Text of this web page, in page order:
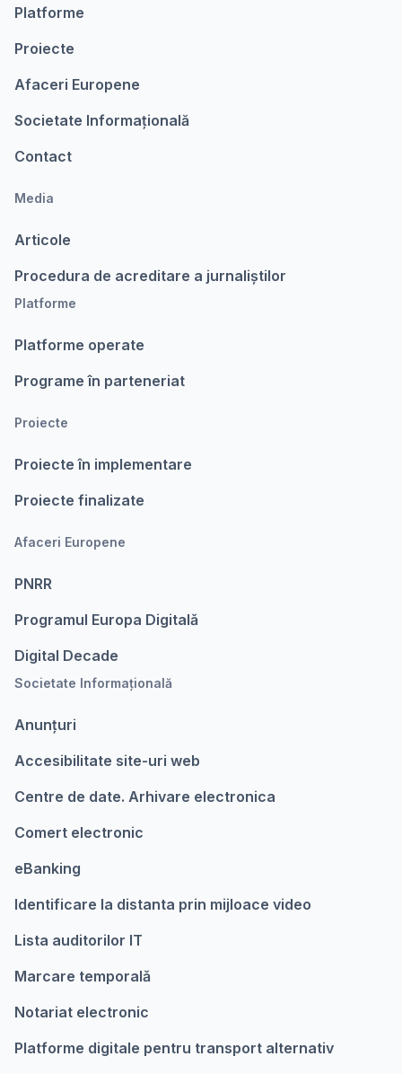
Platforme
Proiecte
Afaceri Europene
Societate Informațională
Contact
Media
Articole
Procedura de acreditare a jurnaliștilor
Platforme
Platforme operate
Programe în parteneriat
Proiecte
Proiecte în implementare
Proiecte finalizate
Afaceri Europene
PNRR
Programul Europa Digitalǎ
Digital Decade
Societate Informațională
Anunțuri
Accesibilitate site-uri web
Centre de date. Arhivare electronica
Comert electronic
eBanking
Identificare la distanta prin mijloace video
Lista auditorilor IT
Marcare temporalǎ
Notariat electronic
Platforme digitale pentru transport alternativ